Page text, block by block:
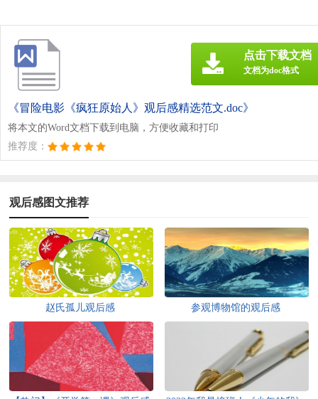
《冒险电影《疯狂原始人》观后感精选范文.doc》
将本文的Word文档下载到电脑，方便收藏和打印
推荐度：
点击下载文档
文档为doc格式
观后感图文推荐
赵氏孤儿观后感 参观博物馆的观后感